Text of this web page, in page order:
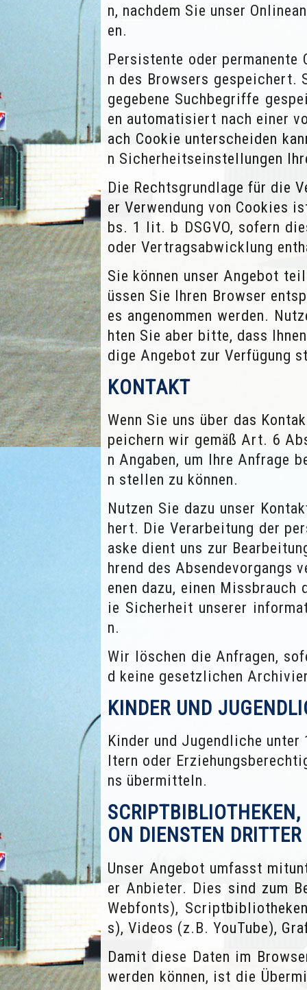
n, nachdem Sie unser
en.
Persistente oder permanente
n des Browsers gespeichert.
gegebene Suchbegriffe
en automatisiert nach einer
ach Cookie unterscheiden
n Sicherheitseinstellungen
Die Rechtsgrundlage für die
er Verwendung von Cookies
bs. 1 lit. b DSGVO, sofern
oder Vertragsabwicklung
Sie können unser Angebot
üssen Sie Ihren Browser
es angenommen werden.
hten Sie aber bitte, dass
dige Angebot zur Verfügung
KONTAKT
Wenn Sie uns über das
peichern wir gemäß Art. 6
n Angaben, um Ihre Anfrage
n stellen zu können.
Nutzen Sie dazu unser
hert. Die Verarbeitung der
aske dient uns zur
hrend des Absendevorgangs
enen dazu, einen
ie Sicherheit unserer
n.
Wir löschen die Anfragen,
d keine gesetzlichen
KINDER UND
Kinder und Jugendliche
ltern oder
ns übermitteln.
ON DIENSTEN DRITTER
Unser Angebot umfasst
er Anbieter. Dies sind zum
Webfonts),
s), Videos (z.B. YouTube),
Damit diese Daten im
werden können, ist die